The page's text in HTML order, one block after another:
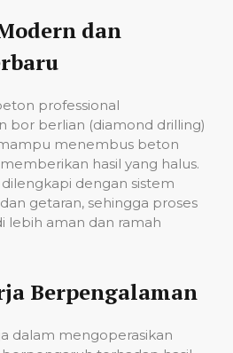
dan
professional
bor berlian (diamond drilling)
menembus beton
hasil yang halus.
dengan sistem
getaran, sehingga proses
lebih aman dan ramah
Berpengalaman
dalam mengoperasikan